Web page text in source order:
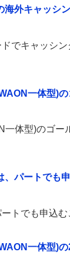
海外キャッシ
でキャッシ
一体型)
一体型)のゴー
、パートでも
トでも申込む
一体型)